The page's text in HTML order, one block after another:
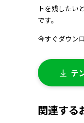
トを残したい
です。
今すぐダウン
テ
関連する